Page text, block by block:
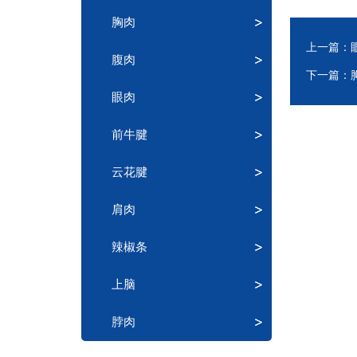
胸肉
腹肉
眼肉
前牛腱
云花腱
肩肉
辣椒条
上脑
脖肉
上一篇：
下一篇：